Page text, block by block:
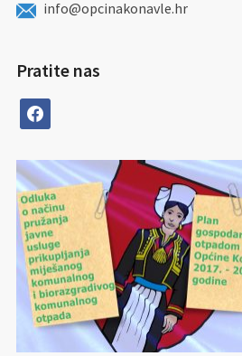
info@opcinakonavle.hr
Pratite nas
facebook